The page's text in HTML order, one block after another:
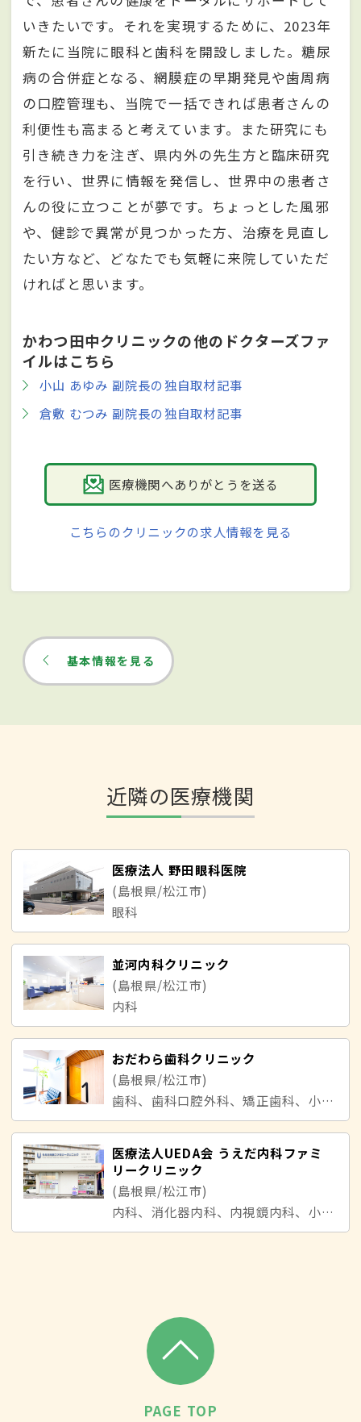
いきたいです。それを実現するために、2023年
新たに当院に眼科と歯科を開設しました。糖尿
病の合併症となる、網膜症の早期発見や歯周病
の口腔管理も、当院で一括できれば患者さんの
利便性も高まると考えています。また研究にも
引き続き力を注ぎ、県内外の先生方と臨床研究
を行い、世界に情報を発信し、世界中の患者さ
んの役に立つことが夢です。ちょっとした風邪
や、健診で異常が見つかった方、治療を見直し
たい方など、どなたでも気軽に来院していただ
ければと思います。
かわつ田中クリニックの他のドクターズファ
イルはこちら
小山 あゆみ 副院長の独自取材記事
倉敷 むつみ 副院長の独自取材記事
医療機関へありがとうを送る
こちらのクリニックの求人情報を見る
基本情報を見る
近隣の医療機関
医療法人 野田眼科医院
(島根県/松江市)
眼科
並河内科クリニック
(島根県/松江市)
内科
おだわら歯科クリニック
(島根県/松江市)
歯科、歯科口腔外科、矯正歯科、小児歯科
医療法人UEDA会 うえだ内科ファミ
リークリニック
(島根県/松江市)
内科、消化器内科、内視鏡内科、小児科
PAGE TOP